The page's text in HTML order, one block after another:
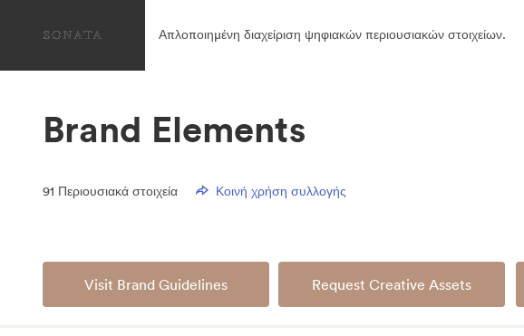
Απλοποιημένη διαχείριση ψηφιακών περιουσιακών στοιχείων.
Brand Elements
91 Περιουσιακά στοιχεία Κοινή χρήση συλλογής
Visit Brand Guidelines Request Creative Assets